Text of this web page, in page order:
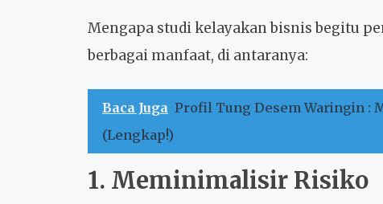
Mengapa studi kelayakan bisnis begitu
berbagai manfaat, di antaranya:
Baca Juga Profil Tung Desem Waringin :
(Lengkap!)
1. Meminimalisir Risiko